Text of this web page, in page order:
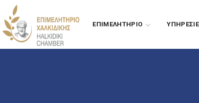
Πήγαινε
στο
κύριο
περιεχόμενο
ΕΠΙΜΕΛΗΤΗΡΙΟ